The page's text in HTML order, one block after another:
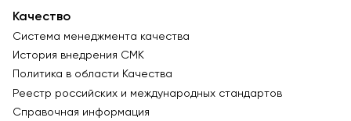
Качество
Система менеджмента качества
История внедрения СМК
Политика в области Качества
Реестр российских и международных стандартов
Справочная информация